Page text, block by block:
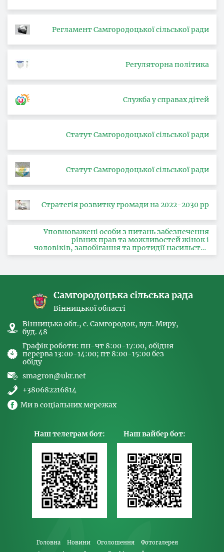
Регламент Самгородоцької сільської ради
Регуляторна політика
Служба у справах дітей
Статут Самгородоцької сільської ради
Статут Самгородоцької сільської ради
Стратегія розвитку громади на 2022-2030 рр
Уповноважені особи з питань забезпечення
рівних прав та можливостей жінок і
чоловіків, запобігання та протидії насильству
за ознакою статі, з питань здійснення заходів,
Самгородоцька сільська рада
Вінницької області
Вінницька обл., с. Самгородок, вул. Миру,
буд. 48
Графік роботи: пн-чт 8:00-17:00, обідня
перерва 13:00-14:00; пт 8:00-15:00 без
обіду
smagron@ukr.net
+380682216814
Ми в соціальних мережах
Наш телеграм бот: Наш вайбер бот:
Головна Новини Оголошення
Фотогалерея